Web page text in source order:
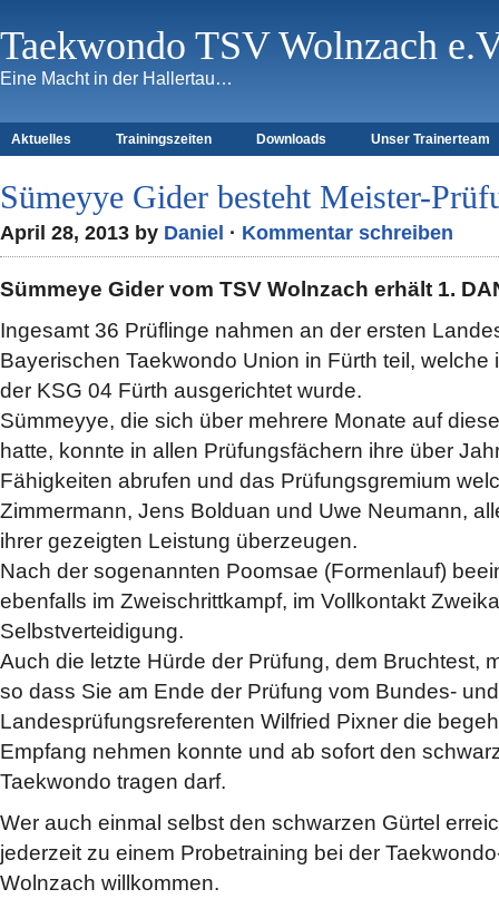
Taekwondo TSV Wolnzach
Eine Macht in der Hallertau…
Aktuelles Trainingszeiten Downloads Unser Trainerteam
Sümeyye Gider besteht Meister-
April 28, 2013 by Daniel · Kommentar schreiben
Sümmeye Gider vom TSV Wolnzach erhält 1.
Ingesamt 36 Prüflinge nahmen an der ersten
Bayerischen Taekwondo Union in Fürth teil, welche
der KSG 04 Fürth ausgerichtet wurde.
Sümmeyye, die sich über mehrere Monate auf
hatte, konnte in allen Prüfungsfächern ihre über
Fähigkeiten abrufen und das Prüfungsgremium
Zimmermann, Jens Bolduan und Uwe Neumann,
ihrer gezeigten Leistung überzeugen.
Nach der sogenannten Poomsae (Formenlauf)
ebenfalls im Zweischrittkampf, im Vollkontakt
Selbstverteidigung.
Auch die letzte Hürde der Prüfung, dem Bruchtest,
so dass Sie am Ende der Prüfung vom Bundes- und
Landesprüfungsreferenten Wilfried Pixner die
Empfang nehmen konnte und ab sofort den
Taekwondo tragen darf.
Wer auch einmal selbst den schwarzen Gürtel
jederzeit zu einem Probetraining bei der
Wolnzach willkommen.